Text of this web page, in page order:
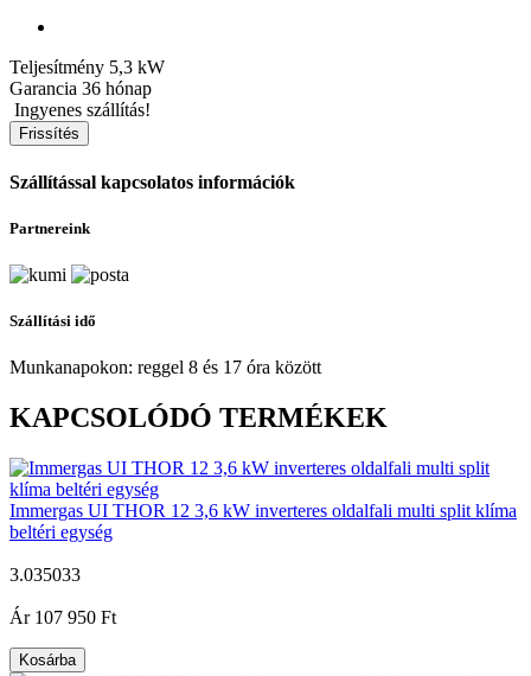
Teljesítmény 5,3 kW
Garancia 36 hónap
Ingyenes szállítás!
Szállítással kapcsolatos információk
Partnereink
Szállítási idő
Munkanapokon: reggel 8 és 17 óra között
KAPCSOLÓDÓ TERMÉKEK
Immergas UI THOR 12 3,6 kW inverteres oldalfali multi split klíma
beltéri egység
3.035033
Ár 107 950 Ft
Kosárba